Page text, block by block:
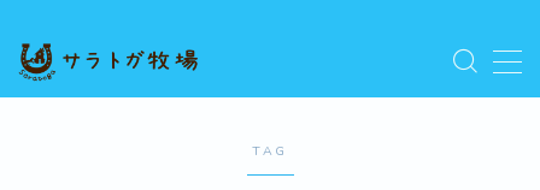
MENU
利用規約／特定商取引法に基づく表記
TAG